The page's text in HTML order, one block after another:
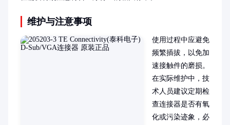
维护与注意事项
使用过程中应避免
频繁插拔，以免加
速接触件的磨损。
在实际维护中，技
术人员建议定期检
查连接器是否有氧
化或污染迹象，必